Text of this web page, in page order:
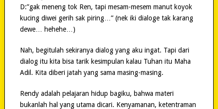
D:”gak meneng tok Ren, tapi mesam-mesem manut koyok
kucing diwei gerih sak piring…” (nek iki dialoge tak karang
dewe… hehehe…)
Nah, begitulah sekiranya dialog yang aku ingat. Tapi dari
dialog itu kita bisa tarik kesimpulan kalau Tuhan itu Maha
Adil. Kita diberi jatah yang sama masing-masing.
Rendy adalah pelajaran hidup bagiku, bahwa materi
bukanlah hal yang utama dicari. Kenyamanan, ketentraman